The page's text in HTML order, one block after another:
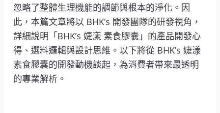
忽略了整體生理機能的調節與根本的淨化。因
此，本篇文章將以 BHK’s 開發團隊的研發視角，
詳細說明「BHK’s 婕漾 素食膠囊」的產品開發心
得、選料邏輯與設計思維。以下將從 BHK’s 婕漾
素食膠囊的開發動機談起，為消費者帶來最透明
的專業解析。